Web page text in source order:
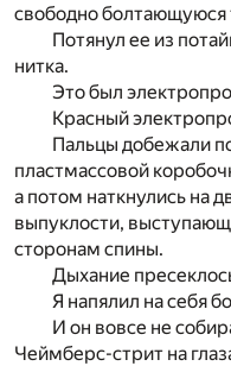
свободно болтающуюся
Потянул ее из
нитка.
Это был
Красный
Пальцы добежали
пластмассовой
а потом наткнулись на
выпуклости,
сторонам спины.
Дыхание
Я напялил на себя
И он вовсе не
Чеймберс-стрит на